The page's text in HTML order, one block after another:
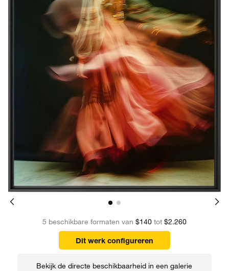
5 beschikbare formaten van $140 tot $2.260
Dit werk configureren
Bekijk de directe beschikbaarheid in een galerie